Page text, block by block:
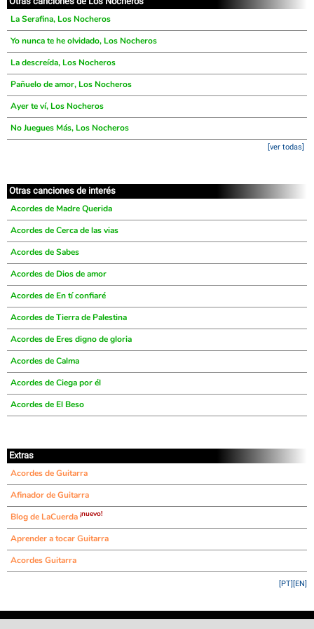
La Serafina, Los Nocheros
Yo nunca te he olvidado, Los Nocheros
La descreída, Los Nocheros
Pañuelo de amor, Los Nocheros
Ayer te ví, Los Nocheros
No Juegues Más, Los Nocheros
[ver todas]
Otras canciones de interés
Acordes de Madre Querida
Acordes de Cerca de las vias
Acordes de Sabes
Acordes de Dios de amor
Acordes de En tí confiaré
Acordes de Tierra de Palestina
Acordes de Eres digno de gloria
Acordes de Calma
Acordes de Ciega por él
Acordes de El Beso
Extras
Acordes de Guitarra
Afinador de Guitarra
Blog de LaCuerda ¡nuevo!
Aprender a tocar Guitarra
Acordes Guitarra
[EN]
[PT]